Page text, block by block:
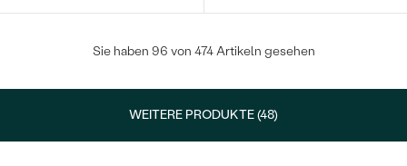
Sie haben 96 von 474 Artikeln gesehen
WEITERE PRODUKTE (48)